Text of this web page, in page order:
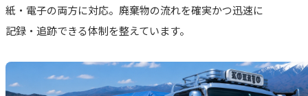
紙・電子の両方に対応。廃棄物の流れを確実かつ迅速に
記録・追跡できる体制を整えています。